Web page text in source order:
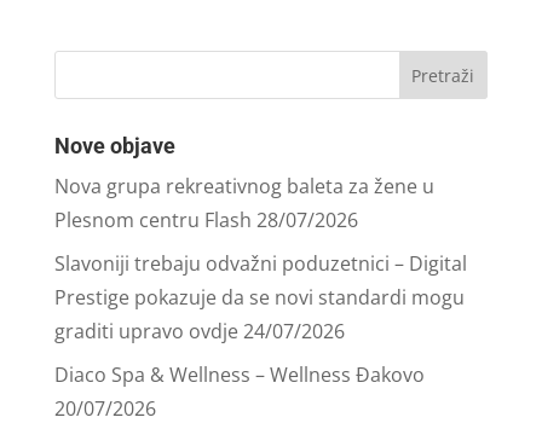
Nove objave
Nova grupa rekreativnog baleta za žene u
Plesnom centru Flash 28/07/2026
Slavoniji trebaju odvažni poduzetnici – Digital
Prestige pokazuje da se novi standardi mogu
graditi upravo ovdje24/07/2026
Diaco Spa & Wellness – Wellness Đakovo
20/07/2026